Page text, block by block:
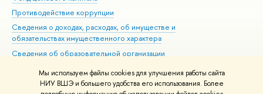
Мы используем файлы cookies для улучшения работы сайта
НИУ ВШЭ и большего удобства его использования. Более
Противодействие коррупции
Сведения о доходах, расходах, об имуществе и
обязательствах имущественного характера
Сведения об образовательной организации
Людям с ограниченными возможностями здоровья
Единая платежная страница